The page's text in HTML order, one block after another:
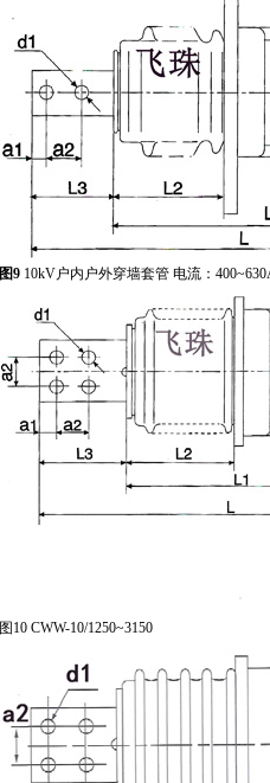
图910kV户内户外穿墙套管 电流：
图10 CWW-10/1250~3150